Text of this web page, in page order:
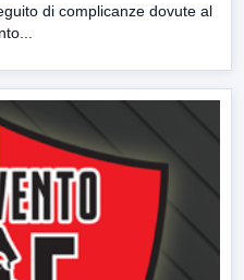
di complicanze dovute al